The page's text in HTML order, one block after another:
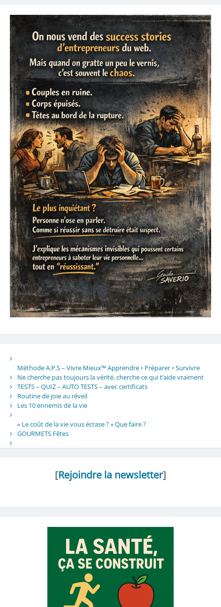
Méthode A.P.S – Vivre Mieux™ Apprendre • Préparer • Survivre
Ne cherche pas toujours la vérité, cherche ce qui t’aide vraiment
TESTS – QUIZ – AUTO TESTS – avec certificats
Routine de joie au réveil
Les 10 ennemis de la vie
« Le coût de la vie vous écrase ? » Que faire ?
GOURMETS Fêtes
[Rejoindre la newsletter]